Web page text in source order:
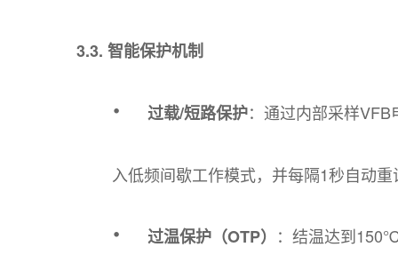
3.3. 智能保护机制
· 过载/短路保护：通过内部采样
入低频间歇工作模式，并每隔1秒自动重
· 过温保护（OTP） ：结温达到